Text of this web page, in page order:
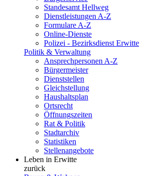
Standesamt Hellweg
Dienstleistungen A-Z
Formulare A-Z
Online-Dienste
Polizei - Bezirksdienst Erwitte
Politik & Verwaltung
Ansprechpersonen A-Z
Bürgermeister
Dienststellen
Gleichstellung
Haushaltsplan
Ortsrecht
Öffnungszeiten
Rat & Politik
Stadtarchiv
Statistiken
Stellenangebote
Leben in Erwitte
zurück